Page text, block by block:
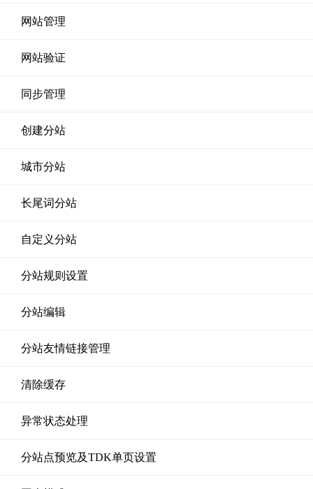
网站管理
网站验证
同步管理
创建分站
城市分站
长尾词分站
自定义分站
分站规则设置
分站编辑
分站友情链接管理
清除缓存
异常状态处理
分站点预览及TDK单页设置